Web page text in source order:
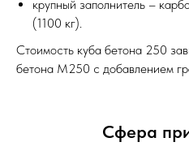
крупный заполнитель –
(1100 кг).
Стоимость куба бетона 250
бетона М250 с добавлением
Сфера